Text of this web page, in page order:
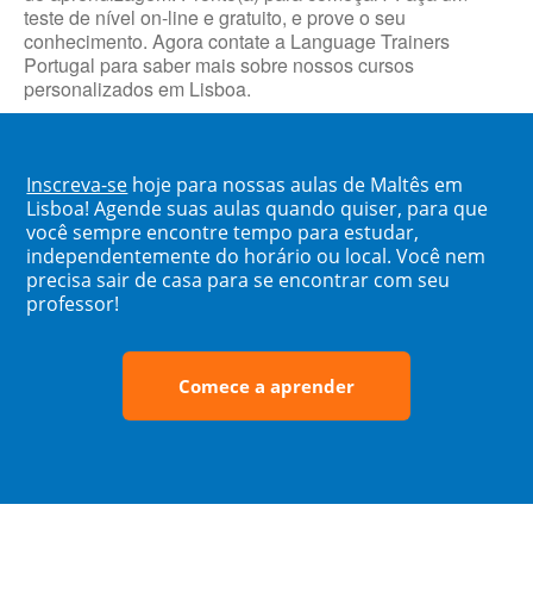
teste de nível on-line e gratuito, e prove o seu
conhecimento. Agora contate a Language Trainers
Portugal para saber mais sobre nossos cursos
personalizados em Lisboa.
Inscreva-se hoje para nossas aulas de Maltês em
Lisboa! Agende suas aulas quando quiser, para que
você sempre encontre tempo para estudar,
independentemente do horário ou local. Você nem
precisa sair de casa para se encontrar com seu
professor!
Comece a aprender